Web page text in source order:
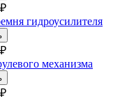
₽
гидроусилителя
₽
механизма
₽